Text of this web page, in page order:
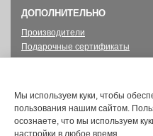
ДОПОЛНИТЕЛЬНО
Производители
Подарочные сертификаты
Партнерская программа
ЛИЧНЫЙ КАБИНЕТ
Личный Кабинет
История заказов
Мы используем куки, чтобы
пользования нашим сайтом.
осознаете, что мы используем
настройки в любое время.